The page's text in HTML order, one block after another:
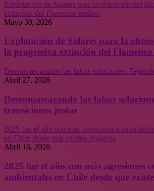
Explotación de Salares para la obtención del
extinción del Flamenco andino
Mayo 30, 2026
Explotación de Salares para la
la progresiva extinción del
Desenmascarando las falsas soluciones:
Abril 27, 2026
Desenmascarando las falsas
transiciones justas
2025 fue el año con más agresiones contra
en Chile desde que existen registros
Abril 16, 2026
2025 fue el año con más agresiones
ambientales en Chile desde que